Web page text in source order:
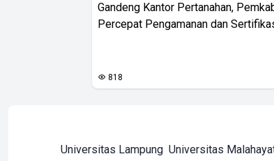
Gandeng Kantor Pertanahan,
Percepat Pengamanan dan
818
Universitas Lampung Universitas